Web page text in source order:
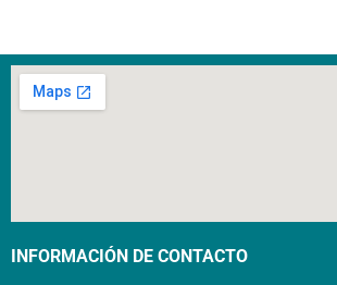
INFORMACIÓN DE CONTACTO